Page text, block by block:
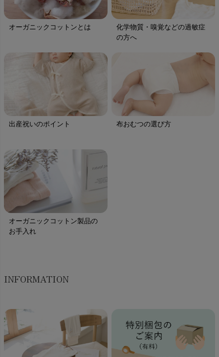
オーガニックコットンとは
化学物質・嗅覚などの過敏症
の方へ
出産祝いのポイント 布おむつの選び方
オーガニックコットン製品の
お手入れ
INFORMATION